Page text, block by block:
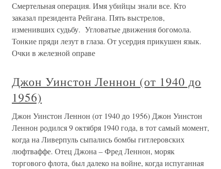
Смертельная операция. Имя убийцы знали все. Кто
заказал президента Рейгана. Пять выстрелов,
изменивших судьбу. Угловатые движения богомола.
Тонкие пряди лезут в глаза. От усердия прикушен язык.
Очки в железной оправе
Джон Уинстон Леннон (от 1940 до
1956)
Джон Уинстон Леннон (от 1940 до 1956) Джон Уинстон
Леннон родился 9 октября 1940 года, в тот самый момент,
когда на Ливерпуль сыпались бомбы гитлеровских
люфтваффе. Отец Джона – Фред Леннон, моряк
торгового флота, был далеко на войне, когда испуганная